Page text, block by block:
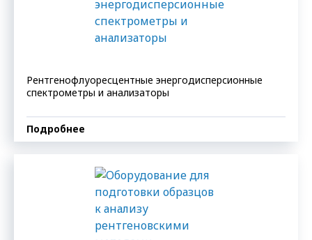
Рентгенофлуоресцентные энергодисперсионные
спектрометры и анализаторы
Подробнее